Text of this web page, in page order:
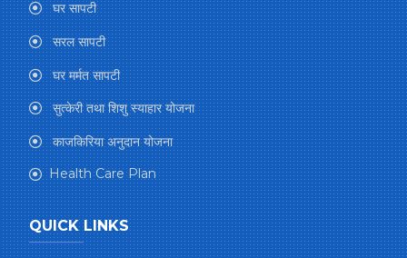
घर सापटी
सरल सापटी
घर मर्मत सापटी
सुत्केरी तथा शिशु स्याहार योजना
काजकिरिया अनुदान योजना
Health Care Plan
QUICK LINKS